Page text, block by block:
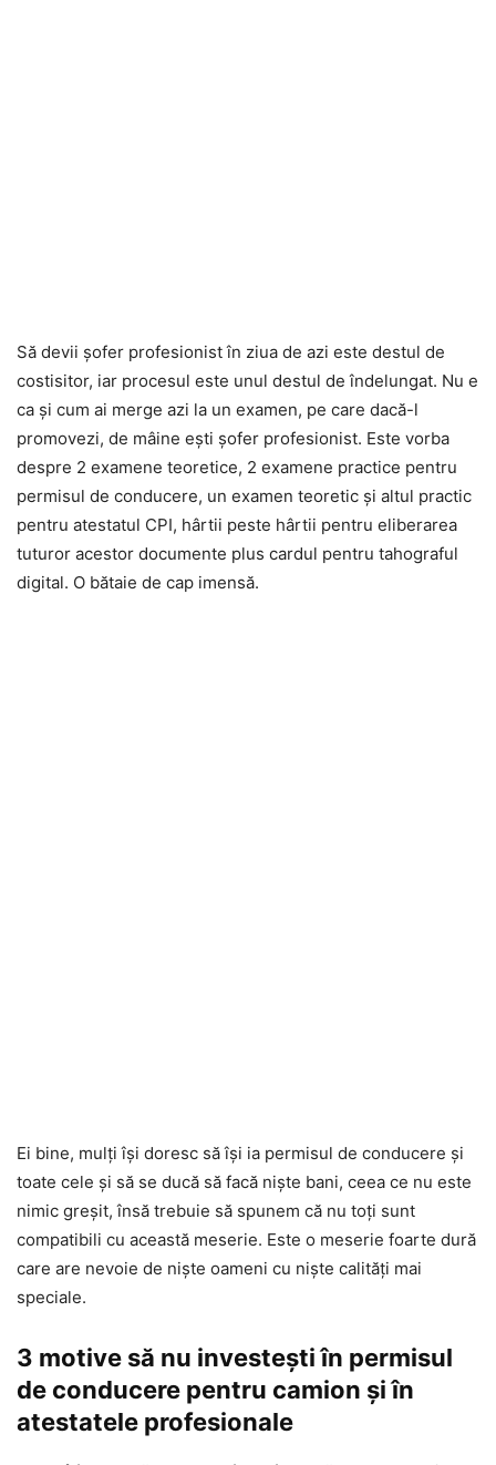
Să devii șofer profesionist în ziua de azi este destul de
costisitor, iar procesul este unul destul de îndelungat. Nu e
ca și cum ai merge azi la un examen, pe care dacă-l
promovezi, de mâine ești șofer profesionist. Este vorba
despre 2 examene teoretice, 2 examene practice pentru
permisul de conducere, un examen teoretic și altul practic
pentru atestatul CPI, hârtii peste hârtii pentru eliberarea
tuturor acestor documente plus cardul pentru tahograful
digital. O bătaie de cap imensă.
Ei bine, mulți își doresc să își ia permisul de conducere și
toate cele și să se ducă să facă niște bani, ceea ce nu este
nimic greșit, însă trebuie să spunem că nu toți sunt
compatibili cu această meserie. Este o meserie foarte dură
care are nevoie de niște oameni cu niște calități mai
speciale.
3 motive să nu investești în permisul
de conducere pentru camion și în
atestatele profesionale